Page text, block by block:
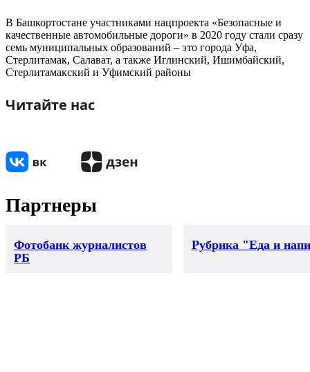
В Башкортостане участниками нацпроекта «Безопасные и
качественные автомобильные дороги» в 2020 году стали сразу
семь муниципальных образований – это города Уфа,
Стерлитамак, Салават, а также Иглинский, Ишимбайский,
Стерлитамакский и Уфимский районы
Читайте нас
Партнеры
Фотобанк журналистов
РБ
Рубрика "Еда и